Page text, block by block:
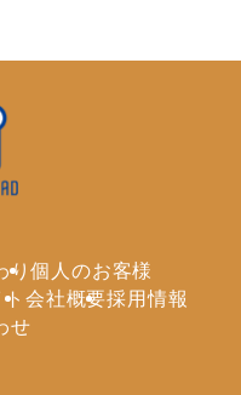
り個人のお客様
会社概要採用情報
せ